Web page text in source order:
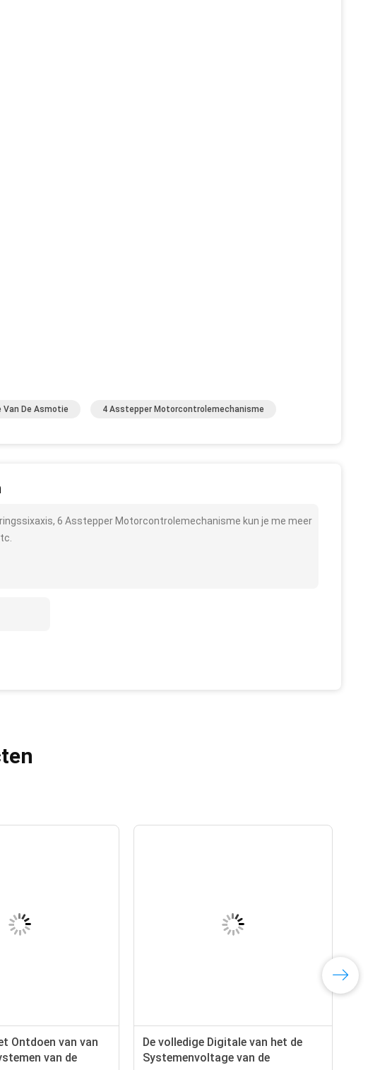
De Asmotie 4 Asstepper Motorcontrolemechanisme
6 Asstepper Motorcontrolemechanisme kun je me meer
Ontdoen van van
van de
De volledige Digitale van het de
Systemenvoltage van de